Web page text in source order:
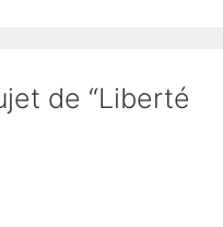
de “Liberté